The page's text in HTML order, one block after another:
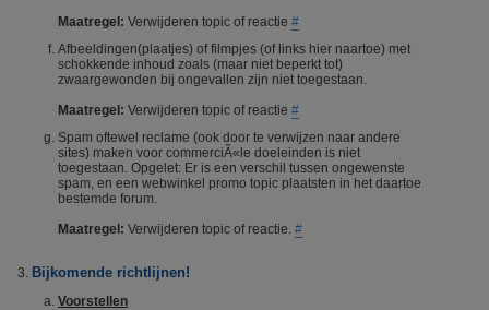
Maatregel: Verwijderen topic of reactie #
Afbeeldingen(plaatjes) of filmpjes (of links hier naartoe) met
schokkende inhoud zoals (maar niet beperkt tot)
zwaargewonden bij ongevallen zijn niet toegestaan.
Maatregel: Verwijderen topic of reactie #
Spam oftewel reclame (ook door te verwijzen naar andere
sites) maken voor commerciÃ«le doeleinden is niet
toegestaan. Opgelet: Er is een verschil tussen ongewenste
spam, en een webwinkel promo topic plaatsten in het daartoe
bestemde forum.
Maatregel: Verwijderen topic of reactie. #
Bijkomende richtlijnen!
Voorstellen